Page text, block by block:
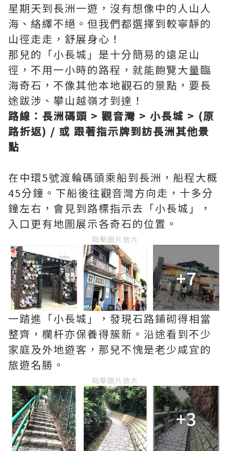
星期天到長洲一遊，沒有想像中的人山人
海、絡繹不絕。但我們都選擇到較寧靜的
山徑走走，舒展身心！
那兒的「小長城」是十分簡易的遠足山
徑，不用一小時的路程，就能飽覽大量臨
海奇石，不像其他本地觀石的景點，要長
途跋涉、攀山越嶺才到達！
路線：長洲碼頭 > 觀音灣 > 小長城 > (原
路折返) / 或 跟著指示牌到訪長洲其他景
點
在中環5號渡輪碼頭乘船到長洲，船程大概
45分鐘。下船後往觀音灣方向走，十多分
鐘左右，會見到路標指示去「小長城」，
入口更有地圖展示各奇石的位置。
點擊圖片放大
+7
一踏進「小長城」，發現石路鋪砌得相當
整齊，欄杆亦保養得簇新。沿途看到不少
家庭及外地遊客，那兒不愧是老少咸宜的
旅遊名勝。
點擊圖片放大
+3